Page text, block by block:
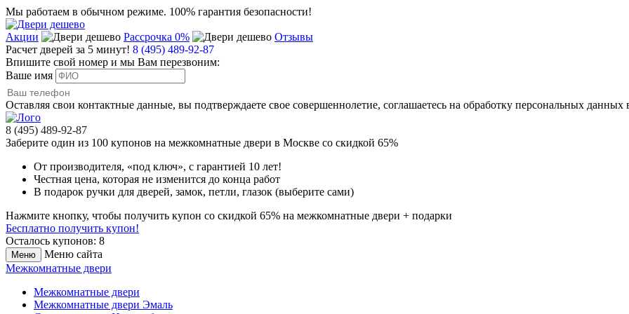
Мы работаем в обычном режиме. 100% гарантия безопасности!
Акции Рассрочка 0%
Отзывы
Расчет дверей за 5 минут! 8 (495) 489-92-87
Впишите свой номер и мы Вам перезвоним:
Ваше имя
Оставляя свои контактные данные, вы подтверждаете свое совершеннолетие, соглашаетесь на обработку персональных данных
8 (495) 489-92-87
Заберите один из 100 купонов на межкомнатные двери в Москве со скидкой 65%
От производителя, «под ключ», с гарантией 10 лет!
Честная цена, которая не изменится до конца работ
В подарок ручки для дверей, замок, петли, глазок (выберите сами)
Нажмите кнопку, чтобы получить купон со скидкой 65% на межкомнатные двери + подарки
Бесплатно получить купон!
Осталось купонов: 8
Меню
Меню сайта
Межкомнатные двери
Межкомнатные двери
Межкомнатные двери Эмаль